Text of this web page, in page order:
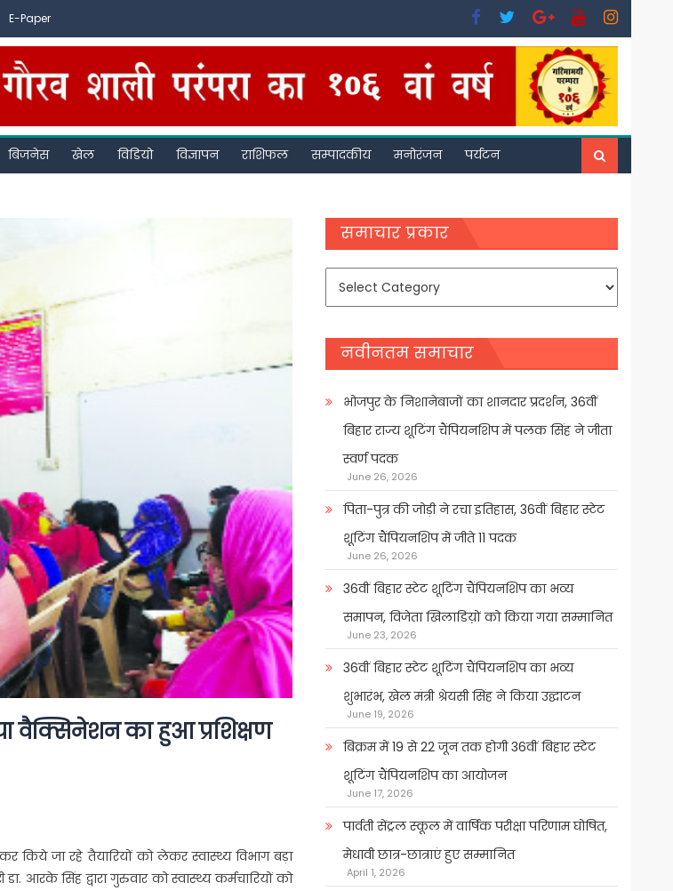
E-Paper
बिजनेस खेल विडियो विज्ञापन राशिफल सम्पादकीय मनोरंजन पर्यटन
वैक्सिनेशन का हुआ प्रशिक्षण
जा रहे तैयारियों को लेकर स्वास्थ्य विभाग बड़ा
आरके सिंह द्वारा गुरुवार को स्वास्थ्य कर्मचारियों को
समाचार प्रकार
समाचार
नवीनतम समाचार
भोजपुर के निशानेबाजों का शानदार प्रदर्शन, 36वीं
बिहार राज्य शूटिंग चैंपियनशिप में पलक सिंह ने जीता
स्वर्ण पदक
June 26, 2026
पिता-पुत्र की जोड़ी ने रचा इतिहास, 36वीं बिहार स्टेट
शूटिंग चैंपियनशिप में जीते 11 पदक
June 26, 2026
36वीं बिहार स्टेट शूटिंग चैंपियनशिप का भव्य
समापन, विजेता खिलाडिय़ों को किया गया सम्मानित
June 23, 2026
36वीं बिहार स्टेट शूटिंग चैंपियनशिप का भव्य
शुभारंभ, खेल मंत्री श्रेयसी सिंह ने किया उद्घाटन
June 19, 2026
बिक्रम में 19 से 22 जून तक होगी 36वीं बिहार स्टेट
शूटिंग चैंपियनशिप का आयोजन
June 17, 2026
पार्वती सेंट्रल स्कूल में वार्षिक परीक्षा परिणाम घोषित,
मेधावी छात्र-छात्राएं हुए सम्मानित
April 1, 2026